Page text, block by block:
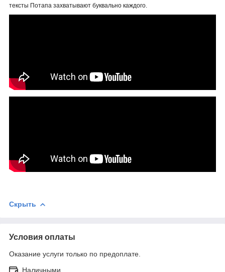
тексты Потапа захватывают буквально каждого.
Скрыть
Условия оплаты
Оказание услуги только по предоплате.
Наличными